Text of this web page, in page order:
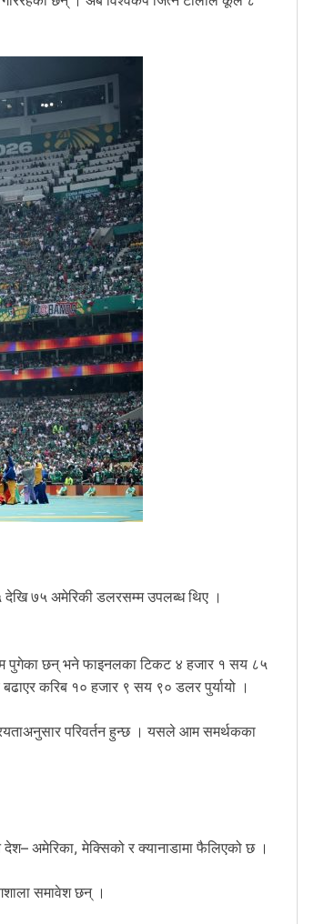
७५ अमेरिकी डलरसम्म उपलब्ध थिए ।
पुगेका छन् भने फाइनलका टिकट ४ हजार १ सय ८५
करिब १० हजार ९ सय ९० डलर पुर्यायो ।
परिवर्तन हुन्छ । यसले आम समर्थकका
अमेरिका, मेक्सिको र क्यानाडामा फैलिएको छ ।
समावेश छन् ।